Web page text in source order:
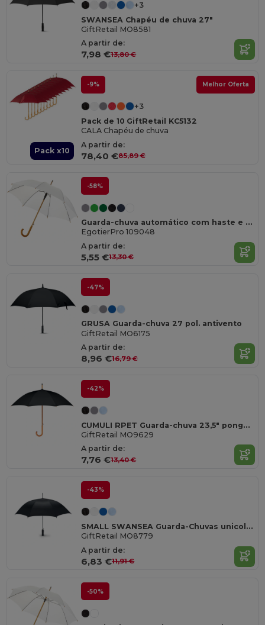
+3
SWANSEA Chapéu de chuva 27"
GiftRetail MO8581
A partir de:
7,98 €13,80 €
Pack x10
-9% Melhor Oferta
+3
Pack de 10 GiftRetail KC5132
CALA Chapéu de chuva
A partir de:
78,40 €85,89 €
-58%
Guarda-chuva automático com haste e pega em madeira de 23” "Kyle"
EgotierPro 109048
A partir de:
5,55 €13,30 €
-47%
GRUSA Guarda-chuva 27 pol. antivento
GiftRetail MO6175
A partir de:
8,96 €16,79 €
-42%
CUMULI RPET Guarda-chuva 23,5" pongee RPET
GiftRetail MO9629
A partir de:
7,76 €13,40 €
-43%
SMALL SWANSEA Guarda-Chuvas unicolor 23"
GiftRetail MO8779
A partir de:
6,83 €11,91 €
-50%